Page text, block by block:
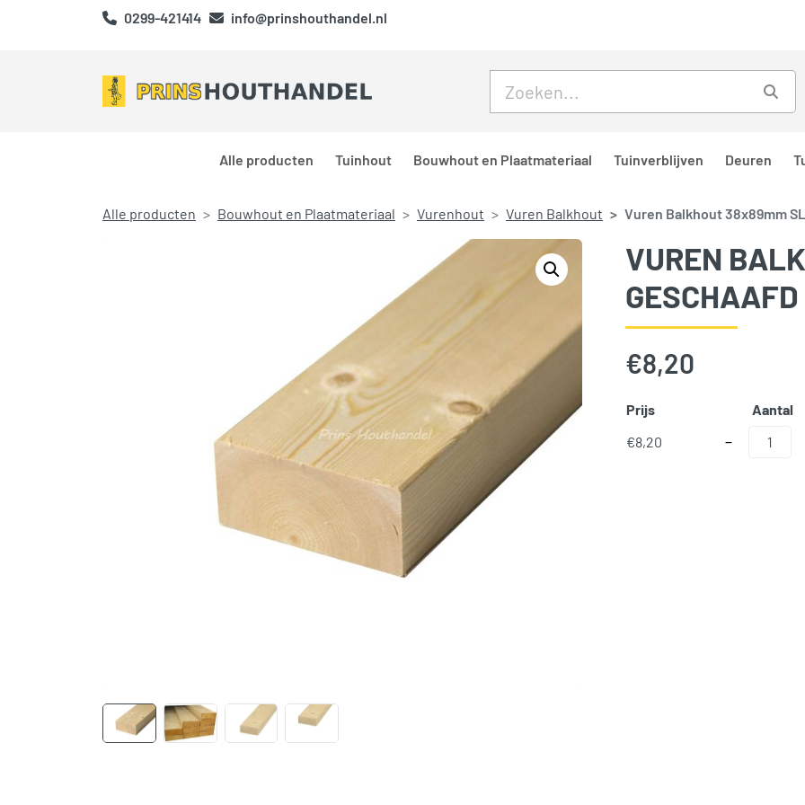
0299-421414 info@prinshouthandel.nl
Alle producten Tuinhout Bouwhout en Plaatmateriaal Tuinverblijven Deuren
Alle producten Bouwhout en Plaatmateriaal Vurenhout Vuren Balkhout Vuren Balkhout 38x89mm
VUREN
GESCHAAFD
€8,20
Prijs Aantal
€8,20 −
Vuren